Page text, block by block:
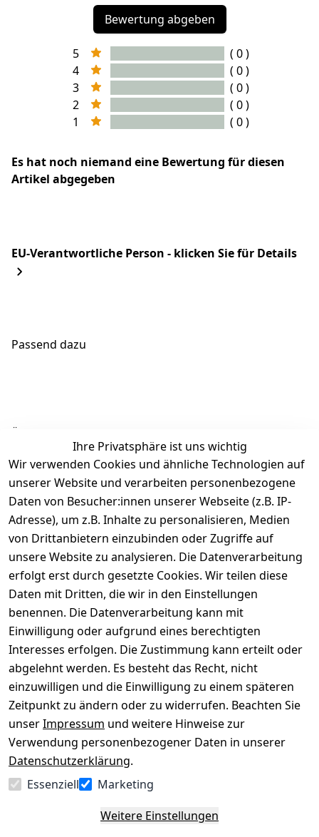
Bewertung abgeben
5
( 0 )
4
( 0 )
3
( 0 )
2
( 0 )
1
( 0 )
Es hat noch niemand eine Bewertung für diesen
Artikel abgegeben
EU-Verantwortliche Person - klicken Sie für Details
Passend dazu
Ähnliche Produkte
Ihre Privatsphäre ist uns wichtig
Wir verwenden Cookies und ähnliche Technologien auf
unserer Website und verarbeiten personenbezogene
Daten von Besucher:innen unserer Webseite (z.B. IP-
Adresse), um z.B. Inhalte zu personalisieren, Medien
von Drittanbietern einzubinden oder Zugriffe auf
unsere Website zu analysieren. Die Datenverarbeitung
erfolgt erst durch gesetzte Cookies. Wir teilen diese
Daten mit Dritten, die wir in den Einstellungen
benennen. Die Datenverarbeitung kann mit
Einwilligung oder aufgrund eines berechtigten
Interesses erfolgen. Die Zustimmung kann erteilt oder
abgelehnt werden. Es besteht das Recht, nicht
einzuwilligen und die Einwilligung zu einem späteren
Zeitpunkt zu ändern oder zu widerrufen. Beachten Sie
unserImpressum und weitere Hinweise zur
Verwendung personenbezogener Daten in unserer
Datenschutzerklärung.
Essenziell
Marketing
Weitere Einstellungen
Rechtliches
AGB
Impressum
Datenschutze
rklärung
Barrierefreihe
itserklärung
Widerrufsrec
ht
Über uns
Kontakt
Registrieren
Kataloge zum
Download
Pflege &
Kundendienst
Kiefermöbel
Hilfe
Wir
versenden
mit
Zahle
bequem per
Vertrag
widerrufen